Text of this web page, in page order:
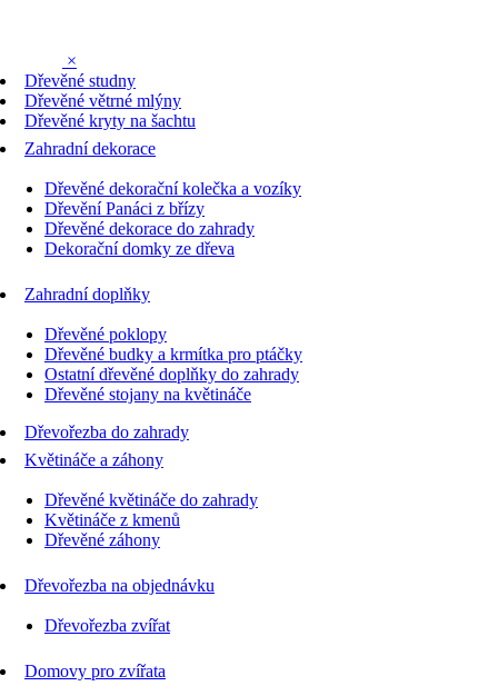
×
Dřevěné studny
Dřevěné větrné mlýny
Dřevěné kryty na šachtu
Zahradní dekorace
Dřevěné dekorační kolečka a vozíky
Dřevění Panáci z břízy
Dřevěné dekorace do zahrady
Dekorační domky ze dřeva
Zahradní doplňky
Dřevěné poklopy
Dřevěné budky a krmítka pro ptáčky
Ostatní dřevěné doplňky do zahrady
Dřevěné stojany na květináče
Dřevořezba do zahrady
Květináče a záhony
Dřevěné květináče do zahrady
Květináče z kmenů
Dřevěné záhony
Dřevořezba na objednávku
Dřevořezba zvířat
Domovy pro zvířata